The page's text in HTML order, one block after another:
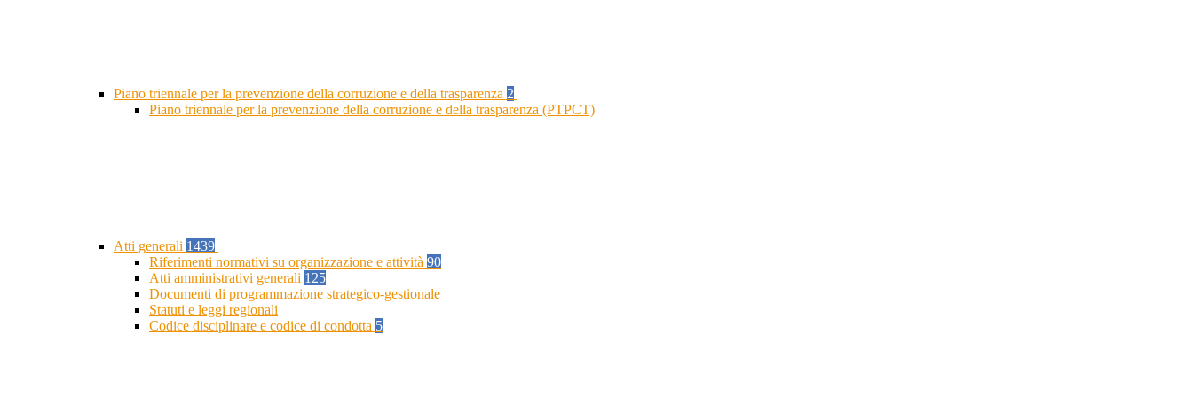
Piano triennale per la prevenzione della corruzione e della trasparenza 2
Piano triennale per la prevenzione della corruzione e della trasparenza (PTPCT)
Atti generali 1439
Riferimenti normativi su organizzazione e attività 90
Atti amministrativi generali 125
Documenti di programmazione strategico-gestionale
Statuti e leggi regionali
Codice disciplinare e codice di condotta 5